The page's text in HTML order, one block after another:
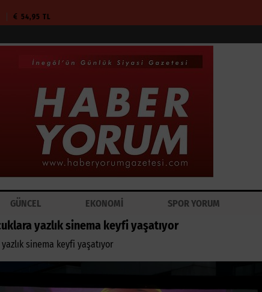
54,95 TL
GÜNCEL EKONOMİ SPOR YORUM
yazlık sinema keyfi yaşatıyor
sinema keyfi yaşatıyor